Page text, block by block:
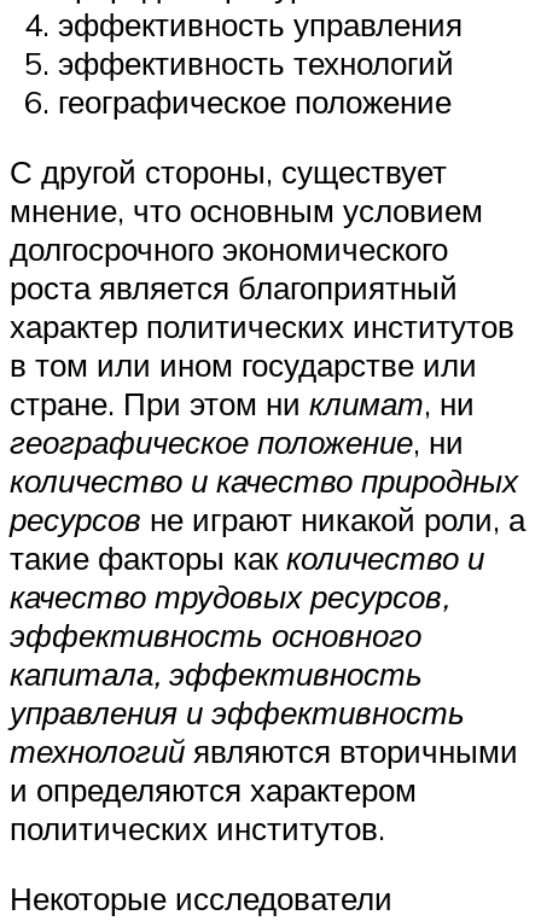
эффективность управления
эффективность технологий
географическое положение
С другой стороны, существует
мнение, что основным условием
долгосрочного экономического
роста является благоприятный
характер политических институтов
в том или ином государстве или
стране. При этом ни климат, ни
географическое положение, ни
количество и качество природных
ресурсов не играют никакой роли, а
такие факторы какколичество и
качество трудовых ресурсов,
эффективность основного
капитала, эффективность
управления и эффективность
технологий являются вторичными
и определяются характером
политических институтов.
Некоторые исследователи